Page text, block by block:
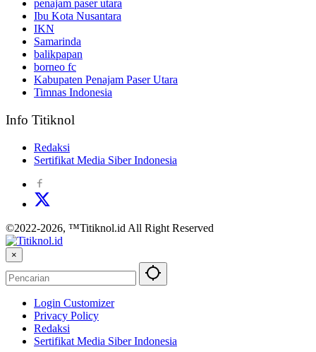
penajam paser utara
Ibu Kota Nusantara
IKN
Samarinda
balikpapan
borneo fc
Kabupaten Penajam Paser Utara
Timnas Indonesia
Info Titiknol
Redaksi
Sertifikat Media Siber Indonesia
©2022-2026, ™Titiknol.id All Right Reserved
×
Login Customizer
Privacy Policy
Redaksi
Sertifikat Media Siber Indonesia